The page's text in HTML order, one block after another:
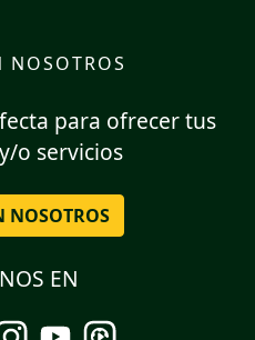
NOSOTROS
para ofrecer tus
o servicios
NOSOTROS
EN